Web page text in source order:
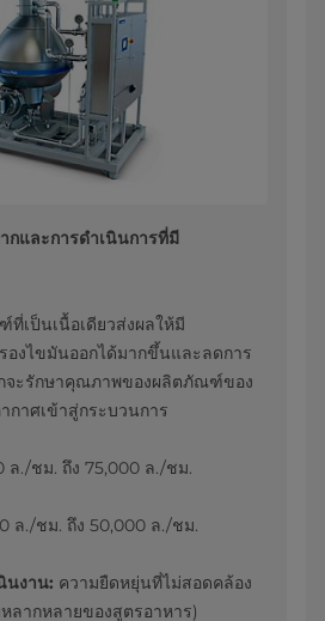
กและการดำเนินการที่มี
เป็นเนื้อเดียวส่งผลให้มี
องไขมันออกได้มากขึ้นและลดการ
จะรักษาคุณภาพของผลิตภัณฑ์ของ
กาศเข้าสู่กระบวนการ
ล./ชม. ถึง 75,000 ล./ชม.
ล./ชม. ถึง 50,000 ล./ชม.
นงาน: ความยืดหยุ่นที่ไม่สอดคล้อง
ลากหลายของสูตรอาหาร)